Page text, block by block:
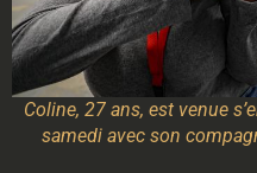
Coline, 27 ans, est venue
samedi avec son